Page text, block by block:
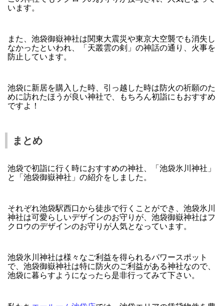
います。
また、池袋御嶽神社は関東大震災や東京大空襲でも消失し
なかったといわれ、「天叢雲の剣」の神話の通り、火事を
防止しています。
池袋に新居を購入した時、引っ越した時は防火の祈願のた
めに訪れたほうが良い神社で、もちろん初詣にもおすすめ
ですよ！
まとめ
池袋で初詣に行く時におすすめの神社、「池袋氷川神社」
と「池袋御嶽神社」の紹介をしました。
それぞれ池袋駅西口から徒歩で行くことができ、池袋氷川
神社は可愛らしいデザインのお守りが、池袋御嶽神社はフ
クロウのデザインのお守りが人気となっています。
池袋氷川神社は様々なご利益を得られるパワースポット
で、池袋御嶽神社は特に防火のご利益がある神社なので、
池袋に暮らすようになったら是非行ってみて下さい。